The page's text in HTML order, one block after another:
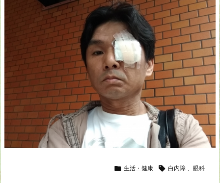
 生活・健康  白内障 , 眼科